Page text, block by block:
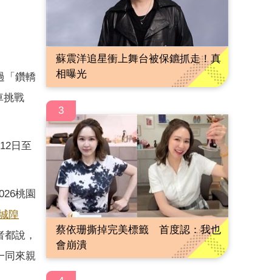
「鑽轎
挑戰
日至
桃園
隍
說，
同來親
蘇震洋追星衝上舞台被保鑣抓走！真
相曝光
3
蔡依珊撕掉完美標籤 首度認：我也
會崩潰